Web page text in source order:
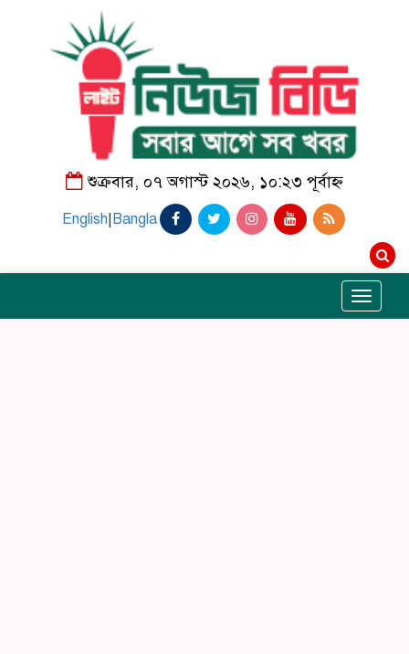
শুক্রবার, ০৭ অগাস্ট ২০২৬, ১০:২৩ পূর্বাহ্ন
English Bangla
Toggle